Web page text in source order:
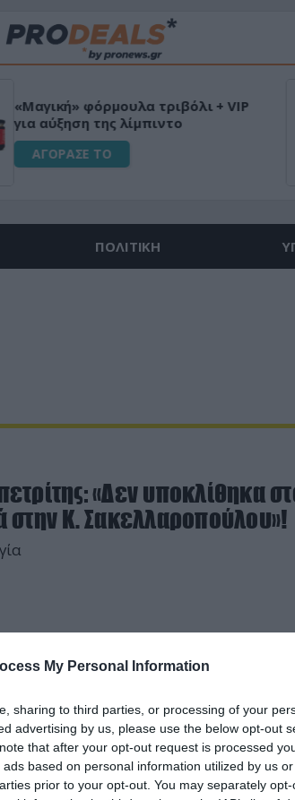
My Personal Information
sharing to third parties, or processing of your
advertising by us, please use the below opt-out
that after your opt-out request is processed
based on personal information utilized by us
prior to your opt-out. You may separately
«Μαγική» φόρμουλα τριβόλι + VIP
για αύξηση της λίμπιντο
ΑΓΟΡΑΣΕ ΤΟ
ΠΟΛΙΤΙΚΗ
«Δεν υποκλίθηκα
στην Κ. Σακελλαροπούλου»!